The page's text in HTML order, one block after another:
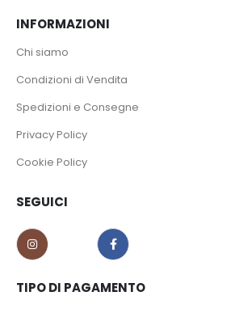
INFORMAZIONI
Chi siamo
Condizioni di Vendita
Spedizioni e Consegne
Privacy Policy
Cookie Policy
SEGUICI
TIPO DI PAGAMENTO